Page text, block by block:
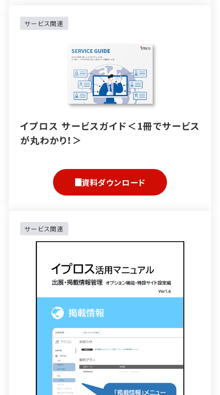
サービス関連
イプロス サービスガイド＜1冊でサービス
が丸わかり！＞
資料ダウンロード
サービス関連